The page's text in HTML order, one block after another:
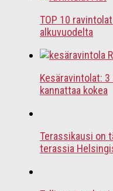
TOP 10
alkuvuodelta
Kesäravintolat:
kannattaa kokea
Terassikausi on
terassia